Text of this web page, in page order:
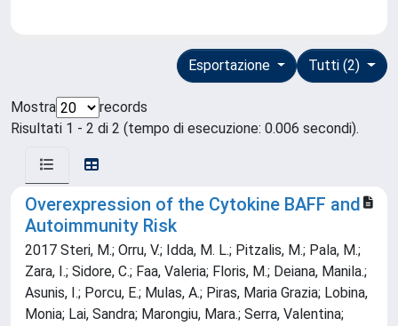
Tutti (2)
Esportazione
Mostra
records
Risultati 1 - 2 di 2 (tempo di esecuzione: 0.006 secondi).
Overexpression of the Cytokine BAFF and
Autoimmunity Risk
2017 Steri, M.; Orru, V.; Idda, M. L.; Pitzalis, M.; Pala, M.;
Zara, I.; Sidore, C.; Faa, Valeria; Floris, M.; Deiana, Manila.;
Asunis, I.; Porcu, E.; Mulas, A.; Piras, Maria Grazia; Lobina,
Monia; Lai, Sandra; Marongiu, Mara.; Serra, Valentina;